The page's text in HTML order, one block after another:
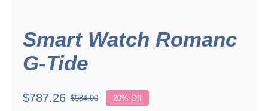
Smart Watch Romanc
G-Tide
$984.00Original
$787.26
Current
20% Off